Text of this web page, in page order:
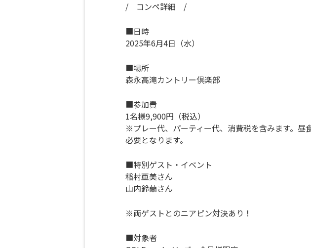
/ コンペ詳細 /
■日時
2025年6月4日（水）
■場所
森永高滝カントリー倶楽部
■参加費
1名様9,900円（税込）
※プレー代、パーティー代、消費税を含みます。
必要となります。
■特別ゲスト・イベント
稲村亜美さん
山内鈴蘭さん
※両ゲストとのニアピン対決あり！
■対象者